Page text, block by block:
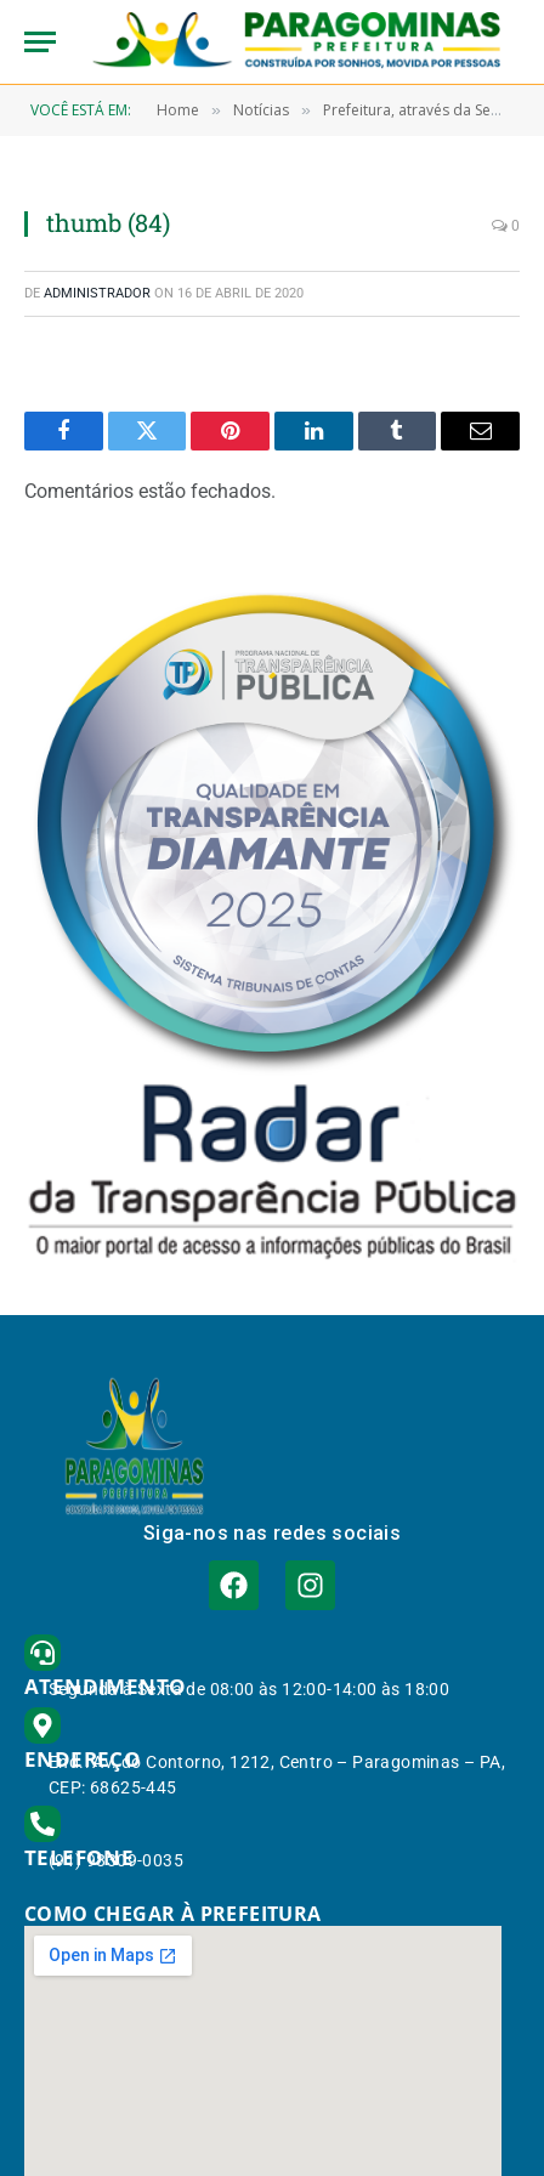
VOCÊ ESTÁ EM: Home » Notícias » Prefeitura, através da Semas, disponibiliza equipe exclusiva para cadastrar sociedade no CadÚnico
thumb (84) 0
DE ADMINISTRADOR ON 16 DE ABRIL DE 2020
FacebookTwitter Pinterest LinkedInTumblr Email
Comentários estão fechados.
Siga-nos nas redes sociais
ATENDIMENTO
Segunda à Sexta de 08:00 às 12:00-14:00 às 18:00
ENDEREÇO
End.: Av. do Contorno, 1212, Centro – Paragominas – PA,
CEP: 68625-445
TELEFONE
(91) 98309-0035
COMO CHEGAR À PREFEITURA